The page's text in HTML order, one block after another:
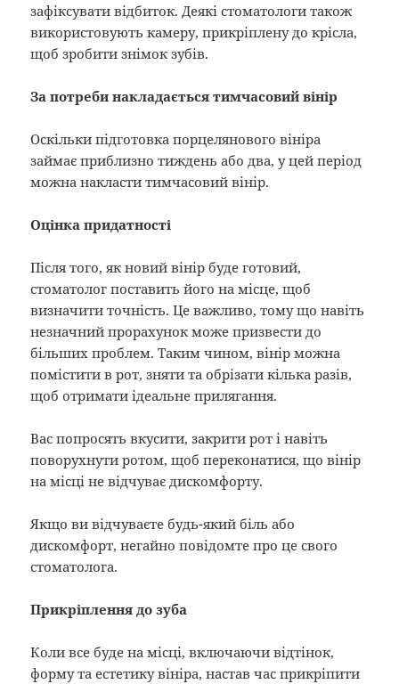
зафіксувати відбиток. Деякі стоматологи також
використовують камеру, прикріплену до крісла,
щоб зробити знімок зубів.
За потреби накладається тимчасовий вінір
Оскільки підготовка порцелянового вініра
займає приблизно тиждень або два, у цей період
можна накласти тимчасовий вінір.
Оцінка придатності
Після того, як новий вінір буде готовий,
стоматолог поставить його на місце, щоб
визначити точність. Це важливо, тому що навіть
незначний прорахунок може призвести до
більших проблем. Таким чином, вінір можна
помістити в рот, зняти та обрізати кілька разів,
щоб отримати ідеальне прилягання.
Вас попросять вкусити, закрити рот і навіть
поворухнути ротом, щоб переконатися, що вінір
на місці не відчуває дискомфорту.
Якщо ви відчуваєте будь-який біль або
дискомфорт, негайно повідомте про це свого
стоматолога.
Прикріплення до зуба
Коли все буде на місці, включаючи відтінок,
форму та естетику вініра, настав час прикріпити